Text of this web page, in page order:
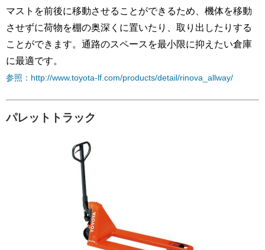
マストを前後に移動させることができるため、機体を移動
させずに荷物を棚の奥深くに置いたり、取り出したりする
ことができます。通路のスペースを最小限に抑えたい倉庫
に最適です。
参照：http://www.toyota-lf.com/products/detail/rinova_allway/
パレットトラック